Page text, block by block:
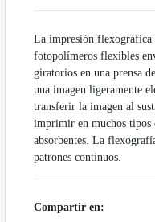
La impresión flexográfica
fotopolímeros flexibles
giratorios en una prensa
una imagen ligeramente
transferir la imagen al
imprimir en muchos tipos
absorbentes. La
patrones continuos.
Compartir en: